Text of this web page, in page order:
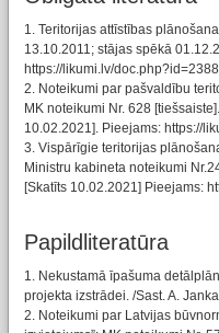
1. Teritorijas attīstības
13.10.2011; stājas spēkā
https://likumi.lv/
2. Noteikumi par pašvaldību
MK noteikumi Nr. 628
10.02.2021]. Pieejams: https://
3. Vispārīgie teritorijas
Ministru kabineta noteikumi
[Skatīts 10.02.2021] Pieejams:
Papildliteratūra
1. Nekustamā īpašuma
projekta izstrādei. /Sast. A.
2. Noteikumi par Latvijas